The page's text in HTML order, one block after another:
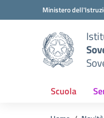
Vai ai contenuti
Vai al menu di navigazione
Ministero
Scuola